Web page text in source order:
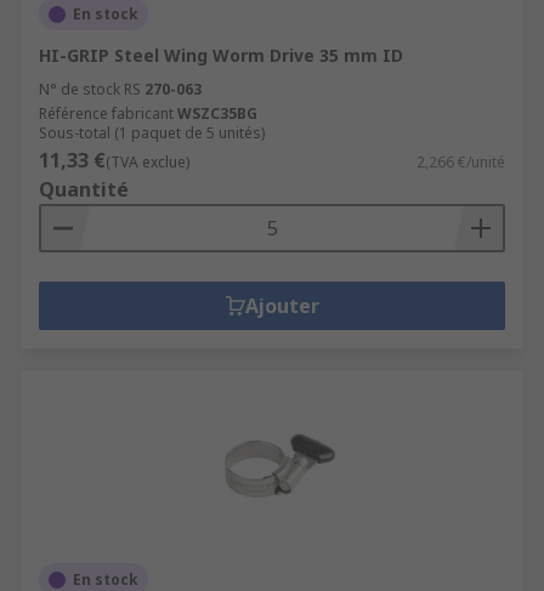
En stock
HI-GRIP Steel Wing Worm Drive 35 mm ID
N° de stock RS 270-063
Référence fabricantWSZC35BG
Sous-total (1 paquet de 5 unités)
11,33 €(TVA exclue) 2,266 €/unité
Quantité
Ajouter
En stock